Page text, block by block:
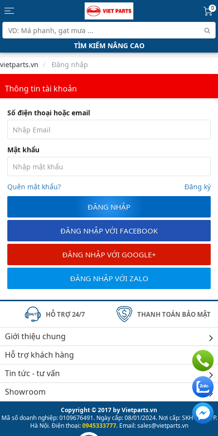
0
TÌM KIẾM NÂNG CAO
vietparts.vn Đăng nhập
Thông tin tài khoản
Số điện thoại hoặc email
Mật khẩu
Quên mật khẩu? Đăng ký
ĐĂNG NHẬP
ĐĂNG NHẬP VỚI FACEBOOK
ĐĂNG NHẬP VỚI GOOGLE+
ĐĂNG NHẬP VỚI ZALO
HỖ TRỢ 24/7 THANH TOÁN BẢO MẬT
Giới thiệu chung
Hỗ trợ khách hàng
Tin tức - tư vấn
Showroom
Copyright © 2017 by Vietparts.vn
Mã số doanh nghiệp: 0109676491. Ngày cấp: 08/01/2024. Nơi cấp: SKH & ĐT TP.
Hà Nội. Điện thoại:0945333777. Email: sales@vietparts.vn